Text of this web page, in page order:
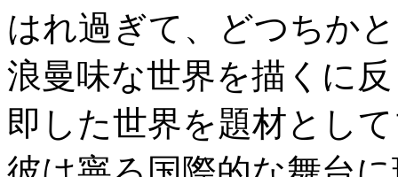
はれ過ぎて、どつちか
浪曼味な世界を描くに
即した世界を題材とし